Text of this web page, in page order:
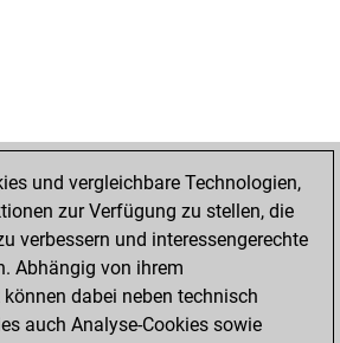
und vergleichbare Technologien,
zur Verfügung zu stellen, die
verbessern und interessengerechte
Abhängig von ihrem
dabei neben technisch
auch Analyse-Cookies sowie